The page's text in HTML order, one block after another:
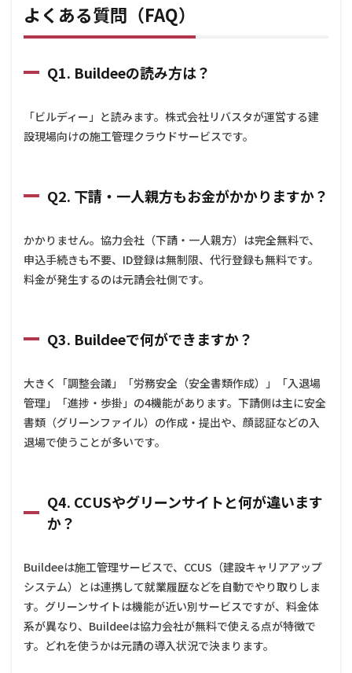
よくある質問（FAQ）
Q1. Buildeeの読み方は？
「ビルディー」と読みます。株式会社リバスタが運営する建
設現場向けの施工管理クラウドサービスです。
Q2. 下請・一人親方もお金がかかりますか？
かかりません。協力会社（下請・一人親方）は完全無料で、
申込手続きも不要、ID登録は無制限、代行登録も無料です。
料金が発生するのは元請会社側です。
Q3. Buildeeで何ができますか？
大きく「調整会議」「労務安全（安全書類作成）」「入退場
管理」「進捗・歩掛」の4機能があります。下請側は主に安全
書類（グリーンファイル）の作成・提出や、顔認証などの入
退場で使うことが多いです。
Q4. CCUSやグリーンサイトと何が違います
か？
Buildeeは施工管理サービスで、CCUS（建設キャリアアップ
システム）とは連携して就業履歴などを自動でやり取りしま
す。グリーンサイトは機能が近い別サービスですが、料金体
系が異なり、Buildeeは協力会社が無料で使える点が特徴で
す。どれを使うかは元請の導入状況で決まります。